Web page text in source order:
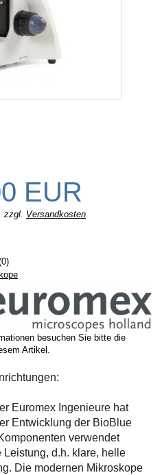
EUR
zzgl. Versandkosten
besuchen Sie bitte die
Artikel.
Euromex Ingenieure hat
Entwicklung der BioBlue
verwendet
d.h. klare, helle
Die modernen Mikroskope